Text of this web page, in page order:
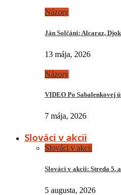
Názory
Ján Solčáni: Alcaraz,
13 mája, 2026
Názory
VIDEO Po Sabalenkovej
7 mája, 2026
Slováci v akcii
Slováci v akcii
Slováci v akcii: Streda 5.
5 augusta, 2026